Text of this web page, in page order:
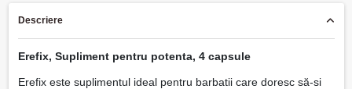
Descriere
Erefix, Supliment pentru potenta, 4 capsule
Erefix este suplimentul ideal pentru barbatii care doresc să-si